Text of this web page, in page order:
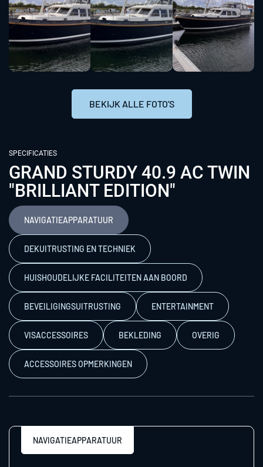
BEKIJK ALLE FOTO'S
SPECIFICATIES
GRAND STURDY 40.9 AC TWIN
"BRILLIANT EDITION"
NAVIGATIEAPPARATUUR
DEKUITRUSTING EN TECHNIEK
HUISHOUDELIJKE FACILITEITEN AAN BOORD
BEVEILIGINGSUITRUSTING ENTERTAINMENT
VISACCESSOIRES BEKLEDING OVERIG
ACCESSOIRES OPMERKINGEN
NAVIGATIEAPPARATUUR